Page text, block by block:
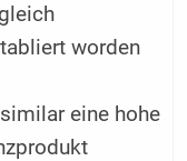
worden
eine hohe